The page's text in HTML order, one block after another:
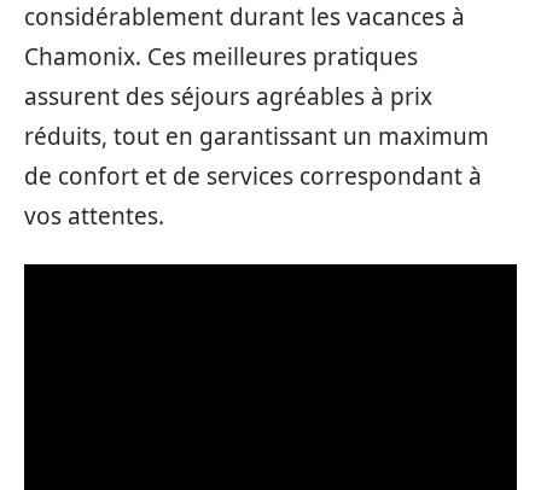
considérablement durant les vacances à
Chamonix. Ces meilleures pratiques
assurent des séjours agréables à prix
réduits, tout en garantissant un maximum
de confort et de services correspondant à
vos attentes.